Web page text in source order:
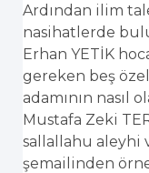
Ardından ilim
nasihatlerde
Erhan YETİK
gereken beş
adamının nasıl
Mustafa Zeki
sallallahu aleyhi
şemailinden